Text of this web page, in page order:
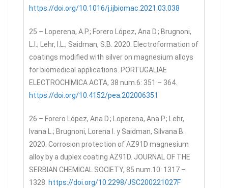
https://doi.org/10.1016/j.ijbiomac.2021.03.038
25 – Loperena, A.P.; Forero López, Ana D.; Brugnoni,
L.I.; Lehr, I.L.; Saidman, S.B. 2020. Electroformation of
coatings modified with silver on magnesium alloys
for biomedical applications. PORTUGALIAE
ELECTROCHIMICA ACTA, 38 num.6: 351 – 364.
https://doi.org/10.4152/pea.202006351
26 – Forero López, Ana D.; Loperena, Ana P.; Lehr,
Ivana L.; Brugnoni, Lorena I. y Saidman, Silvana B.
2020. Corrosion protection of AZ91D magnesium
alloy by a duplex coating AZ91D. JOURNAL OF THE
SERBIAN CHEMICAL SOCIETY, 85 num.10: 1317 –
1328. https://doi.org/10.2298/JSC200221027F